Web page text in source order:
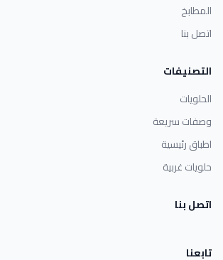
المطابخ
اتصل بنا
التصنيفات
الحلويات
وصفات سريعة
اطباق رئيسية
حلويات غربية
اتصل بنا
تابعنا